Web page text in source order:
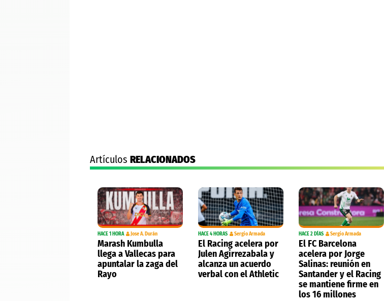
Artículos RELACIONADOS
HACE 1 HORA Jose A. Durán
Marash Kumbulla
llega a Vallecas para
apuntalar la zaga del
Rayo
HACE 4 HORAS Sergio Armada
El Racing acelera por
Julen Agirrezabala y
alcanza un acuerdo
verbal con el Athletic
HACE 2 DÍAS Sergio Armada
El FC Barcelona
acelera por Jorge
Salinas: reunión en
Santander y el Racing
se mantiene firme en
los 16 millones